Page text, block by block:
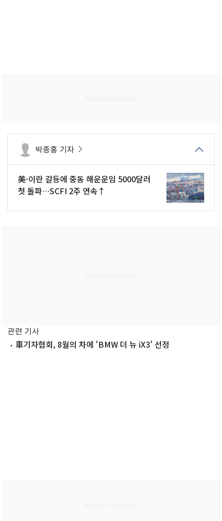
박종홍 기자
美·이란 갈등에 중동 해운운임 5000달러
첫 돌파…SCFI 2주 연속↑
관련 기사
車기자협회, 8월의 차에 'BMW 더 뉴 iX3' 선정